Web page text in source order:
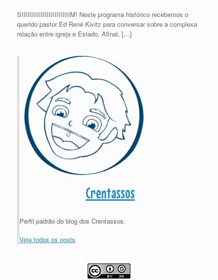
SIIIIIIIIIIIIIIIIIIIIIIIIIM! Neste programa histórico recebemos o
querido pastor Ed René Kivitz para conversar sobre a complexa
relação entre igreja e Estado. Afinal, […]
Crentassos
Perfil padrão do blog dos Crentassos.
Veja todos os posts